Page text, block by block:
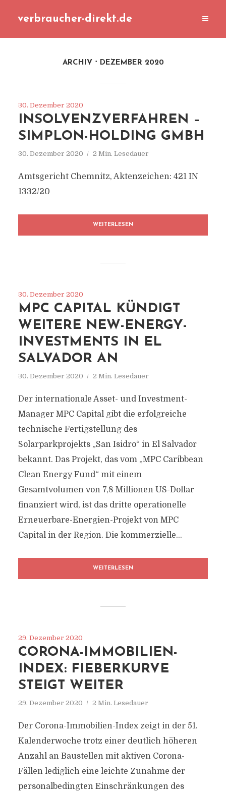
verbraucher-direkt.de
ARCHIV DEZEMBER 2020
30. Dezember 2020
INSOLVENZVERFAHREN –
SIMPLON-HOLDING GMBH
30. Dezember 2020 2 Min. Lesedauer
Amtsgericht Chemnitz, Aktenzeichen: 421 IN
1332/20
WEITERLESEN
30. Dezember 2020
MPC CAPITAL KÜNDIGT
WEITERE NEW-ENERGY-
INVESTMENTS IN EL
SALVADOR AN
30. Dezember 2020 2 Min. Lesedauer
Der internationale Asset- und Investment-
Manager MPC Capital gibt die erfolgreiche
technische Fertigstellung des
Solarparkprojekts „San Isidro“ in El Salvador
bekannt. Das Projekt, das vom „MPC Caribbean
Clean Energy Fund“ mit einem
Gesamtvolumen von 7,8 Millionen US-Dollar
finanziert wird, ist das dritte operationelle
Erneuerbare-Energien-Projekt von MPC
Capital in der Region. Die kommerzielle...
WEITERLESEN
29. Dezember 2020
CORONA-IMMOBILIEN-
INDEX: FIEBERKURVE
STEIGT WEITER
29. Dezember 2020 2 Min. Lesedauer
Der Corona-Immobilien-Index zeigt in der 51.
Kalenderwoche trotz einer deutlich höheren
Anzahl an Baustellen mit aktiven Corona-
Fällen lediglich eine leichte Zunahme der
personalbedingten Einschränkungen des